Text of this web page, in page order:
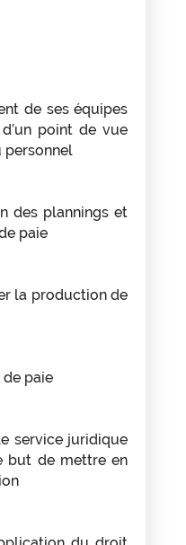
de ses équipes
point de vue
personnel
des plannings et
paie
la production de
paie
service juridique
but de mettre en